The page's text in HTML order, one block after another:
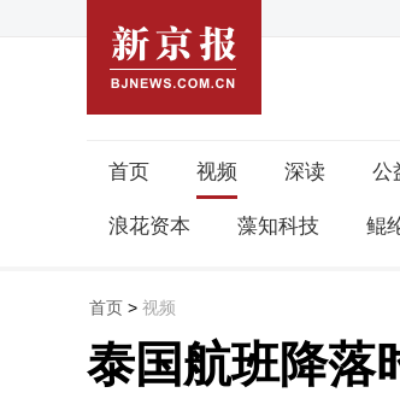
首页 视频 深读 公
浪花资本 藻知科技 鲲
首页 > 视频
泰国航班降落